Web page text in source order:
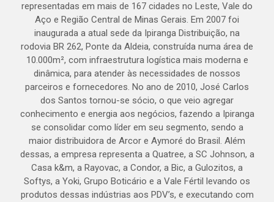
representadas em mais de 167 cidades no Leste, Vale do
Aço e Região Central de Minas Gerais. Em 2007 foi
inaugurada a atual sede da Ipiranga Distribuição, na
rodovia BR 262, Ponte da Aldeia, construída numa área de
10.000m², com infraestrutura logística mais moderna e
dinâmica, para atender às necessidades de nossos
parceiros e fornecedores. No ano de 2010, José Carlos
dos Santos tornou-se sócio, o que veio agregar
conhecimento e energia aos negócios, fazendo a Ipiranga
se consolidar como líder em seu segmento, sendo a
maior distribuidora de Arcor e Aymoré do Brasil. Além
dessas, a empresa representa a Quatree, a SC Johnson, a
Casa k&m, a Rayovac, a Condor, a Bic, a Gulozitos, a
Softys, a Yoki, Grupo Boticário e a Vale Fértil levando os
produtos dessas indústrias aos PDV’s, e executando com